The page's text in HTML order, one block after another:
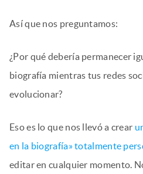
Así que nos preguntamos:
¿Por qué debería permanecer
biografía mientras tus redes
evolucionar?
Eso es lo que nos llevó a crear
en la biografía» totalmente
editar en cualquier momento.